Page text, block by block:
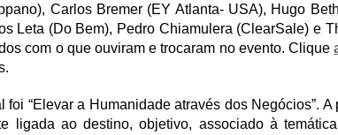
Carlos Bremer (EY Atlanta- USA), Hugo
Leta (Do Bem), Pedro Chiamulera (ClearSale) e
com o que ouviram e trocaram no evento. Clique
foi “Elevar a Humanidade através dos Negócios”. A
ligada ao destino, objetivo, associado à